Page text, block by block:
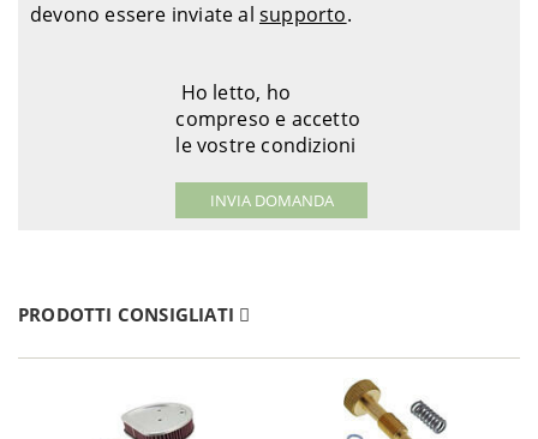
devono essere inviate al supporto.
Ho letto, ho
compreso e accetto
le vostre condizioni
PRODOTTI CONSIGLIATI